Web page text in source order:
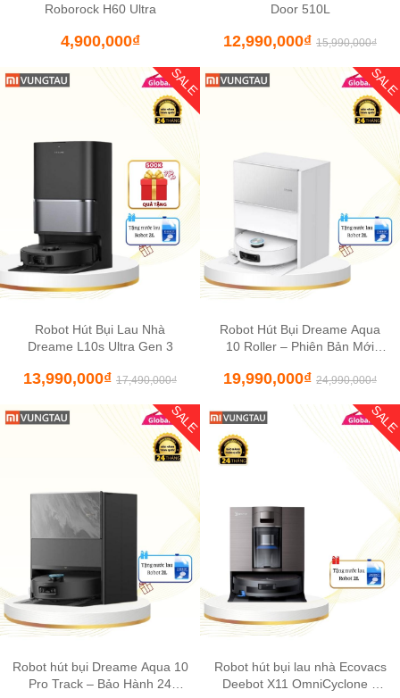
Roborock H60 Ultra
4,900,000₫
Door 510L
12,990,000₫ 15,990,000₫
SALE
Robot Hút Bụi Lau Nhà
Dreame L10s Ultra Gen 3
13,990,000₫ 17,490,000₫
SALE
Robot Hút Bụi Dreame Aqua
10 Roller – Phiên Bản Mới
19,990,000₫ 24,990,000₫
SALE
Robot hút bụi Dreame Aqua 10
Pro Track – Bảo Hành 24
SALE
Robot hút bụi lau nhà Ecovacs
Deebot X11 OmniCyclone –